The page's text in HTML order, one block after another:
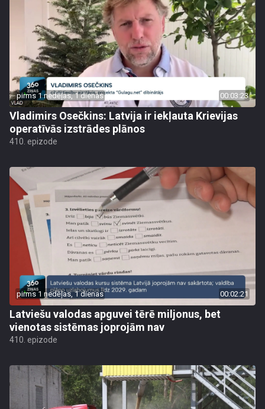
pirms 1 nedēļas, 1 dienas 00:03:23
Vladimirs Osečkins: Latvija ir iekļauta Krievijas
operatīvās izstrādes plānos
410. epizode
pirms 1 nedēļas, 1 dienas 00:02:21
Latviešu valodas apguvei tērē miljonus, bet
vienotas sistēmas joprojām nav
410. epizode